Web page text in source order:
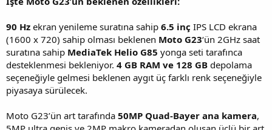
90 Hz ekran yenileme suratına sahip 6.5 inç IPS LCD ekrana
(1600 x 720) sahip olması beklenen Moto G23‘ün 2GHz saat
suratına sahip MediaTek Helio G85 yonga seti tarafınca
desteklenmesi bekleniyor. 4 GB RAM ve 128 GB depolama
seçeneğiyle gelmesi beklenen aygıt üç farklı renk seçeneğiyle
piyasaya sürülecek.
Moto G23’ün art tarafında 50MP Quad-Bayer ana kamera,